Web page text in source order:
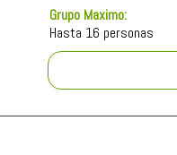
Grupo Maximo:
Hasta 16 personas